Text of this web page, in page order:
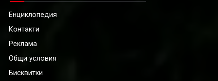
Енциклопедия
Контакти
Реклама
Общи условия
Бисквитки